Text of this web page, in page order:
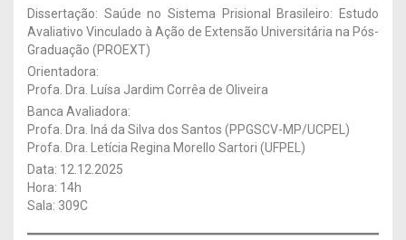
Dissertação: Saúde no Sistema Prisional Brasileiro: Estudo
Avaliativo Vinculado à Ação de Extensão Universitária na Pós-
Graduação (PROEXT)
Orientadora:
Profa. Dra. Luísa Jardim Corrêa de Oliveira
Banca Avaliadora:
Profa. Dra. Iná da Silva dos Santos (PPGSCV-MP/UCPEL)
Profa. Dra. Letícia Regina Morello Sartori (UFPEL)
Data: 12.12.2025
Hora: 14h
Sala: 309C